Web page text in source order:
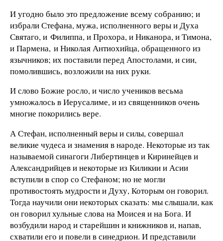
И угодно было это предложение всему собранию; и
избрали Стефана, мужа, исполненного веры и Духа
Святаго, и Филиппа, и Прохора, и Никанора, и Тимона,
и Пармена, и Николая Антиохийца, обращенного из
язычников; их поставили перед Апостолами, и сии,
помолившись, возложили на них руки.
И слово Божие росло, и число учеников весьма
умножалось в Иерусалиме, и из священников очень
многие покорились вере.
А Стефан, исполненный веры и силы, совершал
великие чудеса и знамения в народе. Некоторые из так
называемой синагоги Либертинцев и Киринейцев и
Александрийцев и некоторые из Киликии и Асии
вступили в спор со Стефаном; но не могли
противостоять мудрости и Духу, Которым он говорил.
Тогда научили они некоторых сказать: мы слышали, как
он говорил хульные слова на Моисея и на Бога. И
возбудили народ и старейшин и книжников и, напав,
схватили его и повели в синедрион. И представили